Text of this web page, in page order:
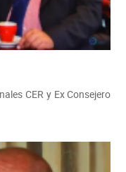
CER y Ex Consejero